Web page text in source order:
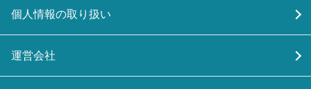
個人情報の取り扱い
運営会社